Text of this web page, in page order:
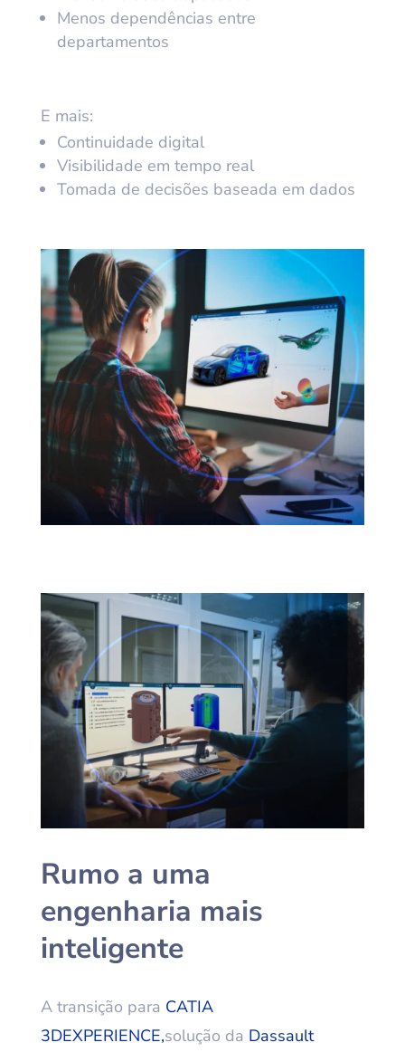
Menos dependências entre
departamentos
E mais:
Continuidade digital
Visibilidade em tempo real
Tomada de decisões baseada em dados
Rumo a uma
engenharia mais
inteligente
A transição para CATIA
3DEXPERIENCE,solução da Dassault